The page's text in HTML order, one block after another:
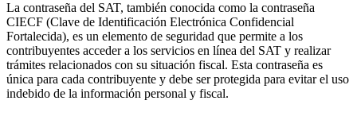
La contraseña del SAT, también conocida como la contraseña
CIECF (Clave de Identificación Electrónica Confidencial
Fortalecida), es un elemento de seguridad que permite a los
contribuyentes acceder a los servicios en línea del SAT y realizar
trámites relacionados con su situación fiscal. Esta contraseña es
única para cada contribuyente y debe ser protegida para evitar el uso
indebido de la información personal y fiscal.